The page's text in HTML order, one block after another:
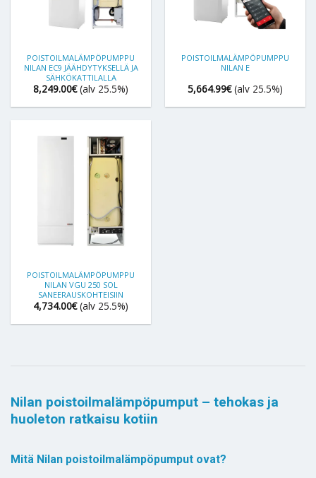
POISTOILMALÄMPÖPUMPPU
NILAN EC9 JÄÄHDYTYKSELLÄ JA
SÄHKÖKATTILALLA
8,249.00€ (alv 25.5%)
POISTOILMALÄMPÖPUMPPU
NILAN E
5,664.99€ (alv 25.5%)
POISTOILMALÄMPÖPUMPPU
NILAN VGU 250 SOL
SANEERAUSKOHTEISIIN
4,734.00€ (alv 25.5%)
Nilan poistoilmalämpöpumput – tehokas ja
huoleton ratkaisu kotiin
Mitä Nilan poistoilmalämpöpumput ovat?